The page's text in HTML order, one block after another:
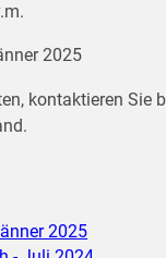
2025
kontaktieren Sie
2025